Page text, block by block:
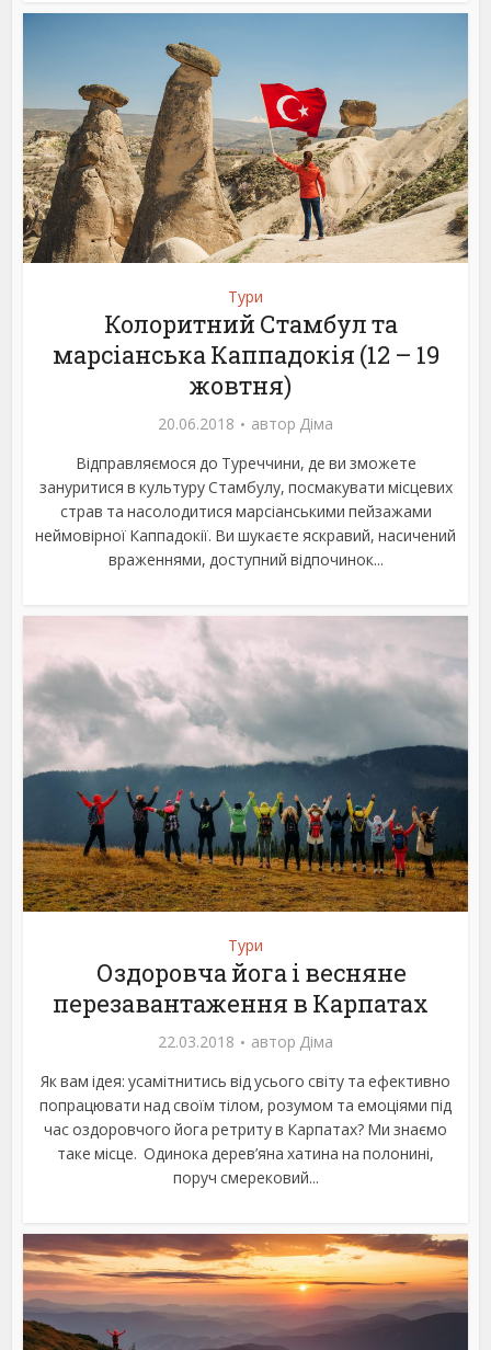
Тури
Колоритний Стамбул та
марсіанська Каппадокія (12 – 19
жовтня)
20.06.2018 автор Діма
Відправляємося до Туреччини, де ви зможете
зануритися в культуру Стамбулу, посмакувати місцевих
страв та насолодитися марсіанськими пейзажами
неймовірної Каппадокії. Ви шукаєте яскравий, насичений
враженнями, доступний відпочинок...
Тури
Оздоровча йога і весняне
перезавантаження в Карпатах
22.03.2018 автор Діма
Як вам ідея: усамітнитись від усього світу та ефективно
попрацювати над своїм тілом, розумом та емоціями під
час оздоровчого йога ретриту в Карпатах? Ми знаємо
таке місце. Одинока дерев’яна хатина на полонині,
поруч смерековий...